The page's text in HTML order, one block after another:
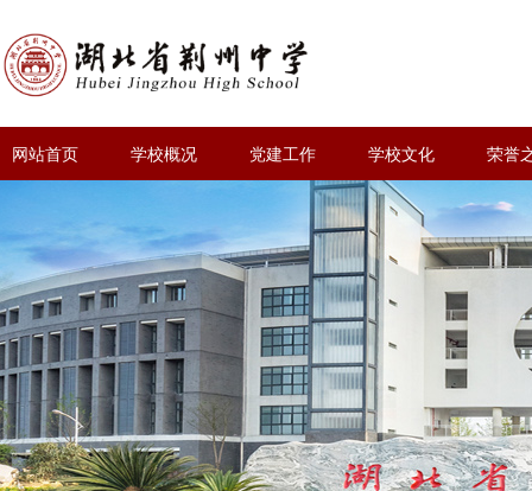
网站首页 学校概况 党建工作 学校文化 荣誉